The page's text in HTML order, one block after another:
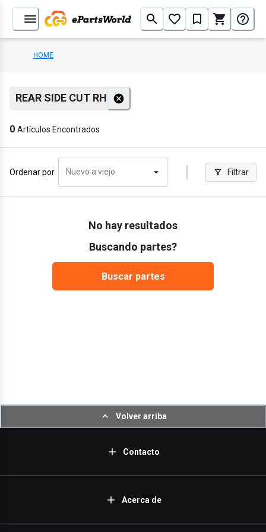
HOME
REAR SIDE CUT RH
0 Artículos Encontrados
Ordenar por Nuevo a viejo Filtrar
No hay resultados
Buscando partes?
Buscar partes
Volver arriba
Contacto
Acerca de